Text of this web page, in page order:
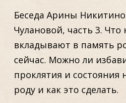
Беседа Арины
Чулановой, часть 3.
вкладывают в память
сейчас. Можно ли
проклятия и состояния
роду и как это сделать.